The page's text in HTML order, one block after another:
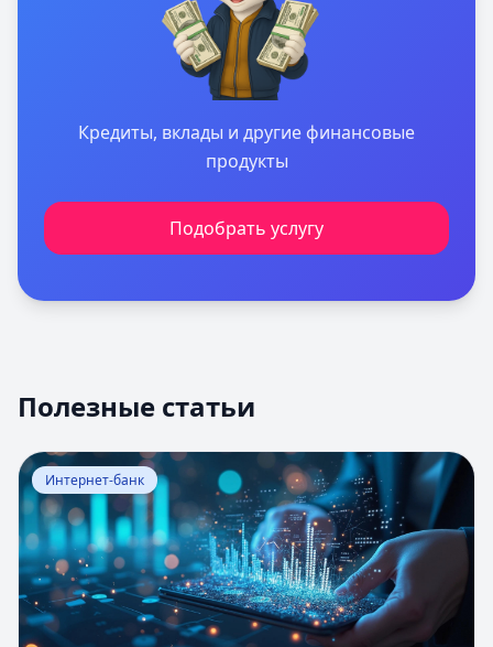
Кредиты, вклады и другие финансовые
продукты
Подобрать услугу
Полезные статьи
Перейти к статье:Оценка вероятности банкротства
Интернет-банк